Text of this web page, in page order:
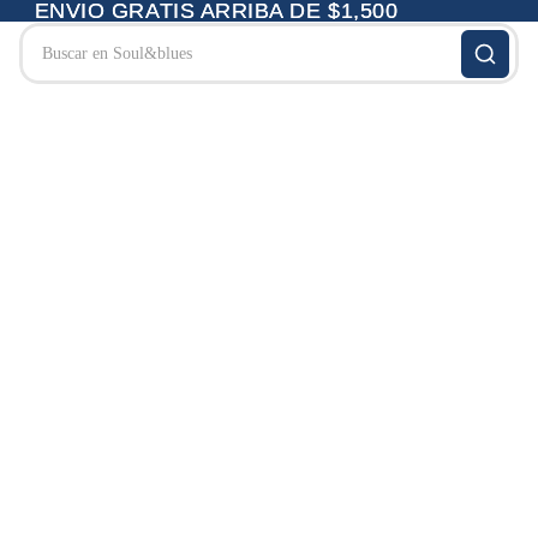
ENVIO GRATIS ARRIBA DE $1,500
ENVIO GRATIS ARRIBA DE $1,500